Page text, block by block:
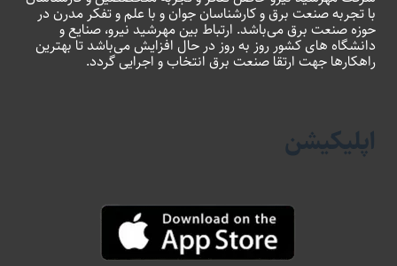
با تجربه صنعت برق و کارشناسان جوان و با علم و تفکر مدرن در
حوزه صنعت برق می‌باشد. ارتباط بین مهرشید نیرو، صنایع و
دانشگاه های کشور روز به روز در حال افزایش می‌باشد تا بهترین
راهکارها جهت ارتقا صنعت برق انتخاب و اجرایی گردد.
اپلیکیشن